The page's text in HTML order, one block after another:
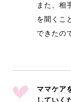
また、相
を聞くこ
できたの
ママケア
していく